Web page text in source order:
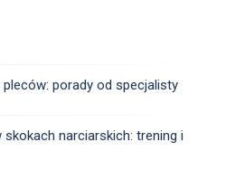
porady od specjalisty
narciarskich: trening i